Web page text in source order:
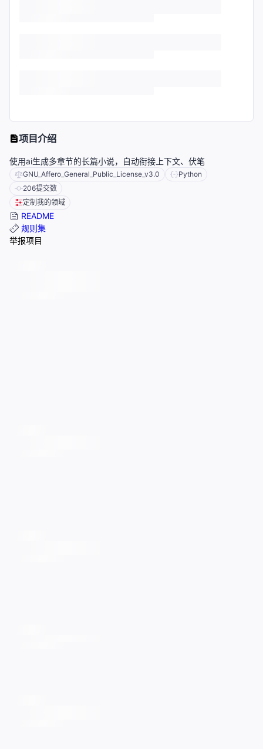
项目介绍
使用ai生成多章节的长篇小说，自动衔接上下文、伏笔
GNU_Affero_General_Public_License_v3.0
Python
206提交数
定制我的领域
README
规则集
举报项目